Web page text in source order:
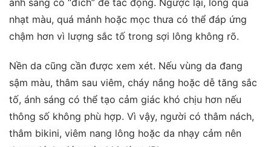
ánh sáng có “đích” để tác động. Ngược lại, lông quá
nhạt màu, quá mảnh hoặc mọc thưa có thể đáp ứng
chậm hơn vì lượng sắc tố trong sợi lông không rõ.
Nền da cũng cần được xem xét. Nếu vùng da đang
sậm màu, thâm sau viêm, cháy nắng hoặc dễ tăng sắc
tố, ánh sáng có thể tạo cảm giác khó chịu hơn nếu
thông số không phù hợp. Vì vậy, người có thâm nách,
thâm bikini, viêm nang lông hoặc da nhạy cảm nên